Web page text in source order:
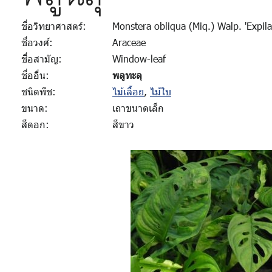
ชื่อวิทยาศาสตร์:
Monstera obliqua (Miq.) Walp.
ชื่อวงศ์:
Araceae
ชื่อสามัญ:
Window-leaf
ชื่ออื่น:
พลูทะลุ
ชนิดพืช:
ไม้เลื้อย, ไม้ใบ
ขนาด:
เถาขนาดเล็ก
สีดอก:
สีขาว